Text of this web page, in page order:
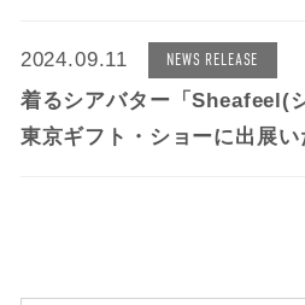
2024.09.11 NEWS RELEASE
着るシアバター「Sheafeel(
東京ギフト・ショーに出展い